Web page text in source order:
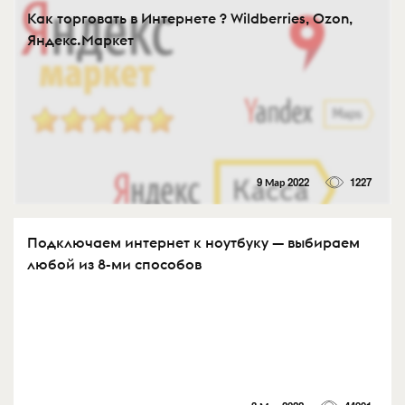
Как торговать в Интернете ? Wildberries, Ozon,
Яндекс.Маркет
9 Мар 2022 1227
Подключаем интернет к ноутбуку — выбираем
любой из 8-ми способов